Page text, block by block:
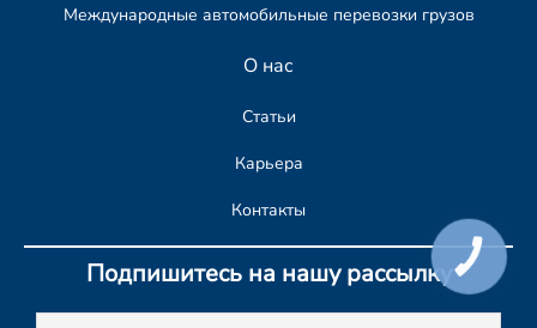
Международные автомобильные перевозки грузов​
О нас
Статьи
Карьера
Контакты
Подпишитесь на нашу рассылку
КНОПКА
СВЯЗИ